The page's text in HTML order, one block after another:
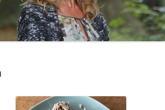
VAN RICHARD DE LETH
VOOR BEGINNERS: HET
SMOOTHIE
OM EEN GEZOND GEWICHT
KRIJGEN EN TE BEHOUDEN
BRIE